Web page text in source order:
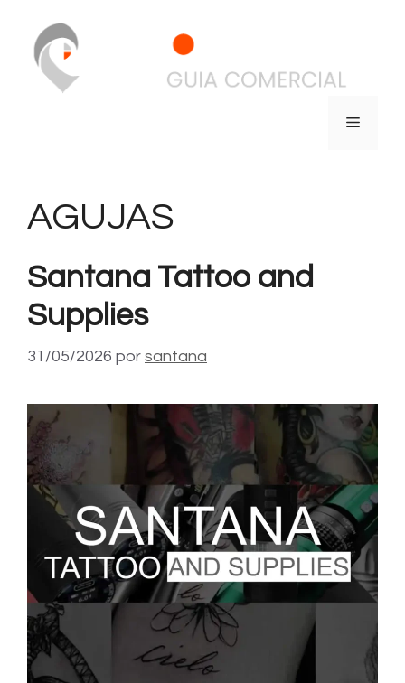
AGUJAS
Santana Tattoo and
Supplies
31/05/2026 por santana